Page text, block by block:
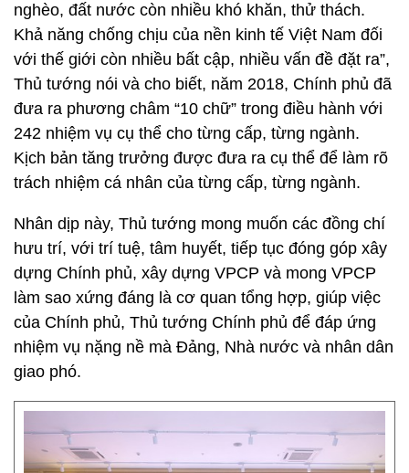
nghèo, đất nước còn nhiều khó khăn, thử thách.
Khả năng chống chịu của nền kinh tế Việt Nam đối
với thế giới còn nhiều bất cập, nhiều vấn đề đặt ra”,
Thủ tướng nói và cho biết, năm 2018, Chính phủ đã
đưa ra phương châm “10 chữ” trong điều hành với
242 nhiệm vụ cụ thể cho từng cấp, từng ngành.
Kịch bản tăng trưởng được đưa ra cụ thể để làm rõ
trách nhiệm cá nhân của từng cấp, từng ngành.
Nhân dịp này, Thủ tướng mong muốn các đồng chí
hưu trí, với trí tuệ, tâm huyết, tiếp tục đóng góp xây
dựng Chính phủ, xây dựng VPCP và mong VPCP
làm sao xứng đáng là cơ quan tổng hợp, giúp việc
của Chính phủ, Thủ tướng Chính phủ để đáp ứng
nhiệm vụ nặng nề mà Đảng, Nhà nước và nhân dân
giao phó.